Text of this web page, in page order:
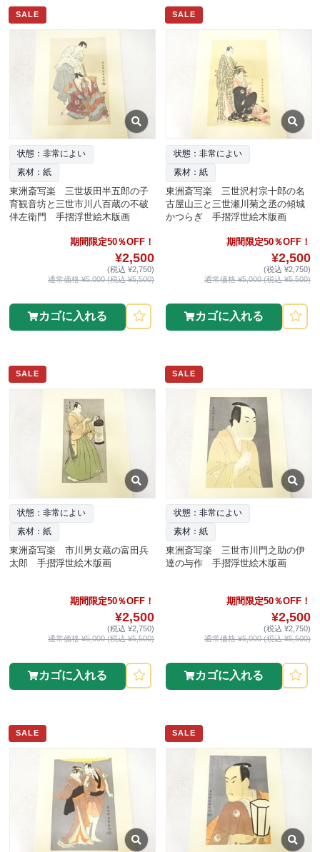
SALE
状態：非常によい
素材：紙
東洲斎写楽 三世坂田半五郎の子
育観音坊と三世市川八百蔵の不破
伴左衛門 手摺浮世絵木版画
期間限定50％OFF！
¥2,500
(税込 ¥2,750)
通常価格 ¥5,000 (税込 ¥5,500)
カゴに入れる
SALE
状態：非常によい
素材：紙
東洲斎写楽 三世沢村宗十郎の名
古屋山三と三世瀬川菊之丞の傾城
かつらぎ 手摺浮世絵木版画
期間限定50％OFF！
¥2,500
(税込 ¥2,750)
通常価格 ¥5,000 (税込 ¥5,500)
カゴに入れる
SALE
状態：非常によい
素材：紙
東洲斎写楽 市川男女蔵の富田兵
太郎 手摺浮世絵木版画
期間限定50％OFF！
¥2,500
(税込 ¥2,750)
通常価格 ¥5,000 (税込 ¥5,500)
カゴに入れる
SALE
状態：非常によい
素材：紙
東洲斎写楽 三世市川門之助の伊
達の与作 手摺浮世絵木版画
期間限定50％OFF！
¥2,500
(税込 ¥2,750)
通常価格 ¥5,000 (税込 ¥5,500)
カゴに入れる
SALE SALE